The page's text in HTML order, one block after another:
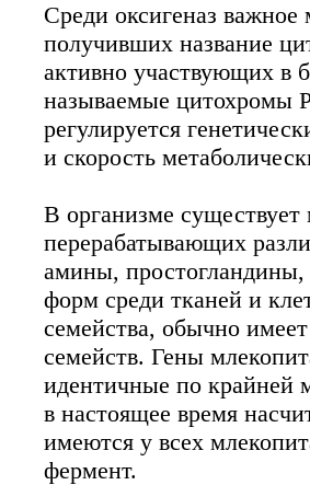
Среди оксигеназ важное
получивших название
активно участвующих в
называемые цитохромы
регулируется
и скорость
В организме
перерабатывающих
амины, простогландины,
форм среди тканей и
семейства, обычно
семейств. Гены
идентичные по крайней
в настоящее время
имеются у всех
фермент.